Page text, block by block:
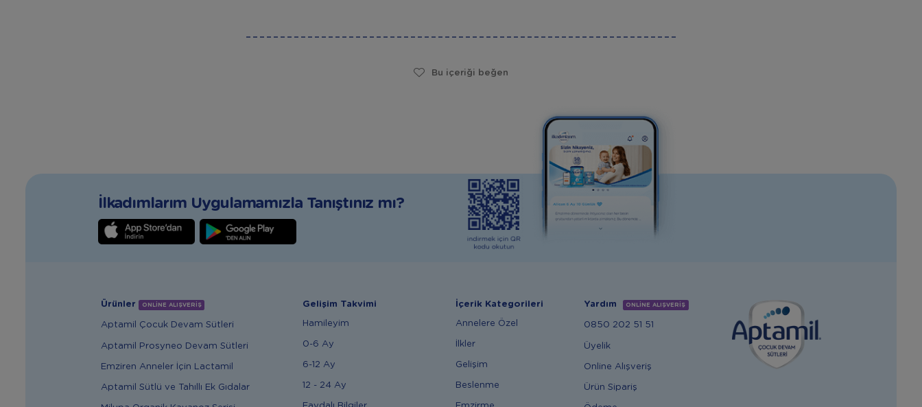
Bu içeriği beğen
İlkadımlarım Uygulamamızla Tanıştınız mı?
Ürünler ONLİNE ALIŞVERİŞ
Aptamil Çocuk Devam Sütleri
Aptamil Prosyneo Devam Sütleri
Emziren Anneler İçin Lactamil
Aptamil Sütlü ve Tahıllı Ek Gıdalar
Gelişim Takvimi
Hamileyim
0-6 Ay
6-12 Ay
12 - 24 Ay
İçerik Kategorileri
Annelere Özel
İlkler
Gelişim
Beslenme
Yardım ONLİNE ALIŞVERİŞ
0850 202 51 51
Üyelik
Online Alışveriş
Ürün Sipariş